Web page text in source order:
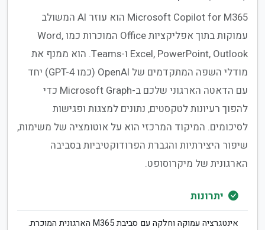
Microsoft Copilot for M365 הוא עוזר AI המשולב
עמוקות בתוך אפליקציות Office המוכרות כמו Word,
Excel, PowerPoint, Outlook ו-Teams. הוא ממנף את
מודלי השפה המתקדמים של OpenAI (כמו GPT-4) יחד
עם הדאטה הארגוני שלכם ב-Microsoft Graph כדי
להפוך רעיונות לטקסטים, נתונים למצגות ופגישות
לסיכומים. המיקוד המרכזי הוא על אוטומציה של משימות,
שיפור היצירתיות והגברת הפרודוקטיביות בסביבה
הארגונית של מיקרוסופט.
יתרונות
אינטגרציה עמוקה וחלקה עם סביבת M365 הארגונית המוכרת.